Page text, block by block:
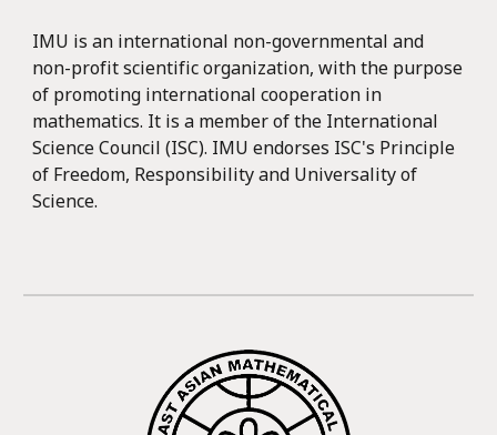
IMU is an international non-governmental and
non-profit scientific organization, with the purpose
of promoting international cooperation in
mathematics. It is a member of the International
Science Council (ISC). IMU endorses ISC's Principle
of Freedom, Responsibility and Universality of
Science.